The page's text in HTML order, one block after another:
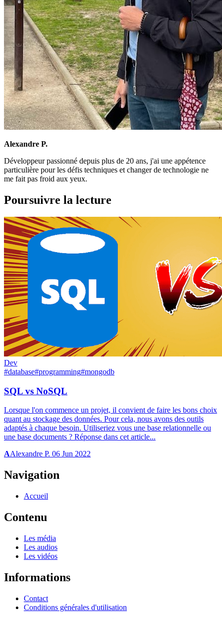
Alexandre P.
Développeur passionné depuis plus de 20 ans, j'ai une appétence
particulière pour les défis techniques et changer de technologie ne
me fait pas froid aux yeux.
Poursuivre la lecture
Dev
#database#programming#mongodb
SQL vs NoSQL
Lorsque l'on commence un projet, il convient de faire les bons choix
quant au stockage des données. Pour cela, nous avons des outils
adaptés à chaque besoin. Utiliseriez vous une base relationnelle ou
une base documents ? Réponse dans cet article...
AAlexandre P. 06 Jun 2022
Navigation
Accueil
Contenu
Les média
Les audios
Les vidéos
Informations
Contact
Conditions générales d'utilisation